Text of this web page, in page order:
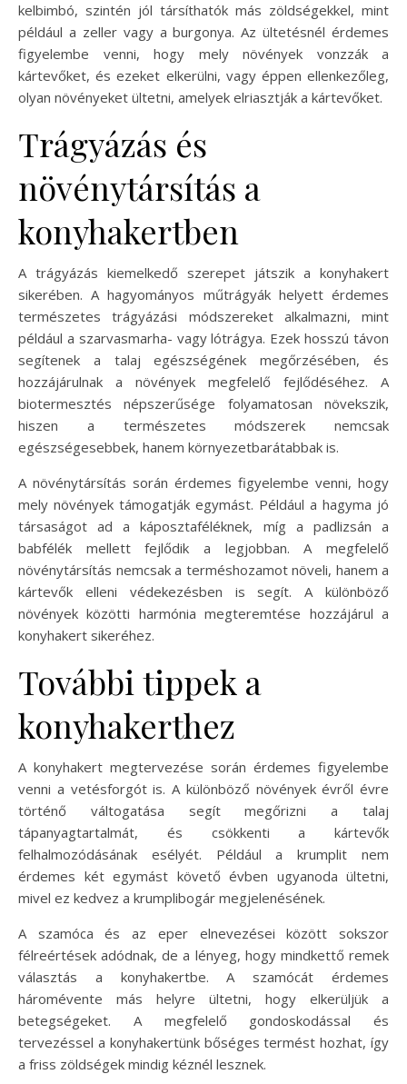
kelbimbó, szintén jól társíthatók más zöldségekkel, mint
például a zeller vagy a burgonya. Az ültetésnél érdemes
figyelembe venni, hogy mely növények vonzzák a
kártevőket, és ezeket elkerülni, vagy éppen ellenkezőleg,
olyan növényeket ültetni, amelyek elriasztják a kártevőket.
Trágyázás és
növénytársítás a
konyhakertben
A trágyázás kiemelkedő szerepet játszik a konyhakert
sikerében. A hagyományos műtrágyák helyett érdemes
természetes trágyázási módszereket alkalmazni, mint
például a szarvasmarha- vagy lótrágya. Ezek hosszú távon
segítenek a talaj egészségének megőrzésében, és
hozzájárulnak a növények megfelelő fejlődéséhez. A
biotermesztés népszerűsége folyamatosan növekszik,
hiszen a természetes módszerek nemcsak
egészségesebbek, hanem környezetbarátabbak is.
A növénytársítás során érdemes figyelembe venni, hogy
mely növények támogatják egymást. Például a hagyma jó
társaságot ad a káposztaféléknek, míg a padlizsán a
babfélék mellett fejlődik a legjobban. A megfelelő
növénytársítás nemcsak a terméshozamot növeli, hanem a
kártevők elleni védekezésben is segít. A különböző
növények közötti harmónia megteremtése hozzájárul a
konyhakert sikeréhez.
További tippek a
konyhakerthez
A konyhakert megtervezése során érdemes figyelembe
venni a vetésforgót is. A különböző növények évről évre
történő váltogatása segít megőrizni a talaj
tápanyagtartalmát, és csökkenti a kártevők
felhalmozódásának esélyét. Például a krumplit nem
érdemes két egymást követő évben ugyanoda ültetni,
mivel ez kedvez a krumplibogár megjelenésének.
A szamóca és az eper elnevezései között sokszor
félreértések adódnak, de a lényeg, hogy mindkettő remek
választás a konyhakertbe. A szamócát érdemes
háromévente más helyre ültetni, hogy elkerüljük a
betegségeket. A megfelelő gondoskodással és
tervezéssel a konyhakertünk bőséges termést hozhat, így
a friss zöldségek mindig kéznél lesznek.